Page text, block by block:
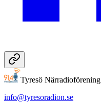
Tyresö Närradioförening
info@tyresoradion.se